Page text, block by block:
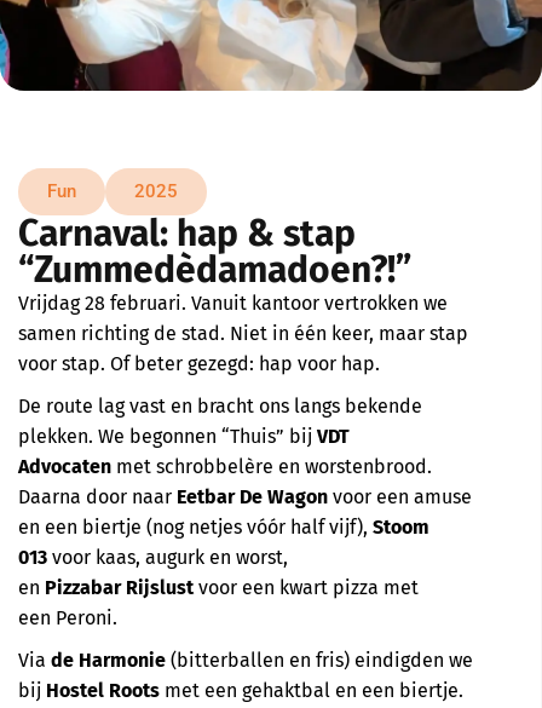
Fun 2025
Carnaval: hap & stap
“Zummedèdamadoen?!”
Vrijdag 28 februari. Vanuit kantoor vertrokken we
samen richting de stad. Niet in één keer, maar stap
voor stap. Of beter gezegd: hap voor hap.
De route lag vast en bracht ons langs bekende
plekken. We begonnen “Thuis” bij VDT
Advocaten met schrobbelère en worstenbrood.
Daarna door naar Eetbar De Wagon voor een amuse
en een biertje (nog netjes vóór half vijf), Stoom
013 voor kaas, augurk en worst,
en Pizzabar Rijslustvoor een kwart pizza met
een Peroni.
Via de Harmonie (bitterballen en fris) eindigden we
bij Hostel Roots met een gehaktbal en een biertje.